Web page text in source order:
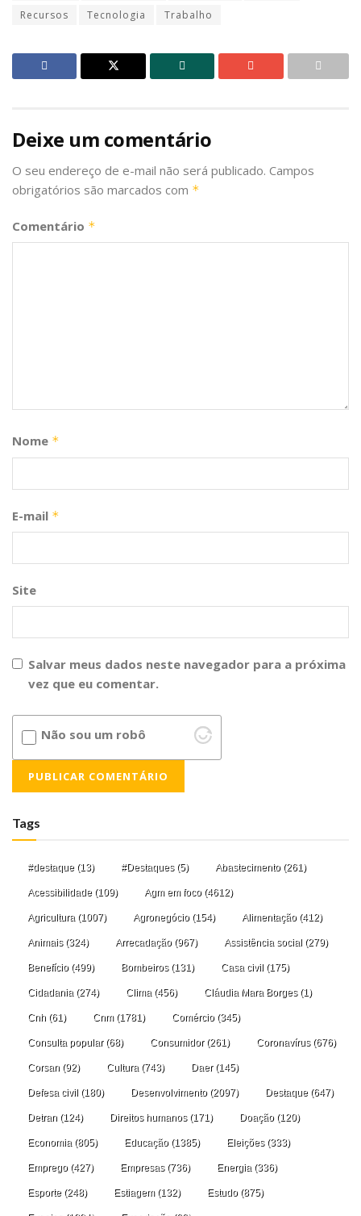
Recursos
Tecnologia Trabalho
Deixe um comentário
O seu endereço de e-mail não será publicado. Campos
obrigatórios são marcados com *
Comentário *
Nome *
E-mail *
Site
Salvar meus dados neste navegador para a próxima
vez que eu comentar.
Não sou um robô
Tags
#destaque (13) #Destaques(5) Abastecimento(261)
Acessibilidade (109) Agm em foco(4612)
Agricultura (1007) Agronegócio(154) Alimentação(412)
Animais(324) Arrecadação(967) Assistência social (279)
Benefício(499) Bombeiros(131) Casa civil (175)
Cidadania (274) Clima (456) Cláudia Mara Borges(1)
Cnh (61) Cnm(1781) Comércio(345)
Consulta popular(68) Consumidor(261) Coronavírus(676)
Corsan (92) Cultura (743) Daer(145)
Defesa civil (180) Desenvolvimento(2097) Destaque (647)
Detran (124) Direitos humanos(171) Doação(120)
Economia (805) Educação(1385) Eleições(333)
Emprego(427) Empresas(736) Energia (336)
Esporte (248) Estiagem(132) Estudo(875)